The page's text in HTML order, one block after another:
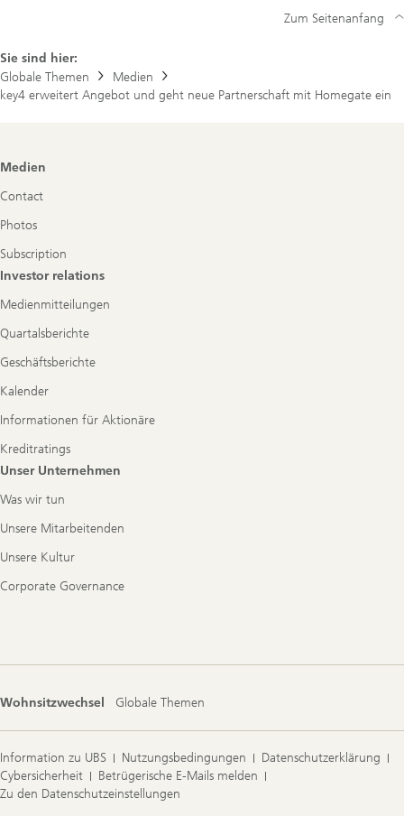
Sie sind hier:
Globale Themen
Medien
key4 erweitert Angebot und geht neue Partnerschaft mit Homegate ein
Zum Seitenanfang
Footer
Medien
Contact
Photos
Subscription
Investor relations
Medienmitteilungen
Quartalsberichte
Geschäftsberichte
Kalender
Informationen für Aktionäre
Kreditratings
Unser Unternehmen
Was wir tun
Unsere Mitarbeitenden
Unsere Kultur
Corporate Governance
Wohnsitzwechsel Globale Themen
Information zu UBS Nutzungsbedingungen
Datenschutzerklärung
Cybersicherheit
Betrügerische E-Mails melden
Zu den Datenschutzeinstellungen